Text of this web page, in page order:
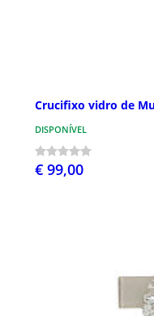
Crucifixo vidro de
DISPONÍVEL
€ 99,00